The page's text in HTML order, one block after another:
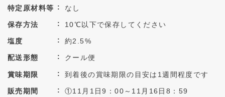
特定原材料等 なし
保存方法 10℃以下で保存してください
塩度 約2.5%
配送形態 クール便
賞味期限 到着後の賞味期限の目安は1週間程度です
販売期間
①11月1日9：00～11月16日8：59